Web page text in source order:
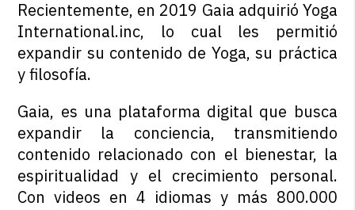
Recientemente, en 2019 Gaia adquirió Yoga
International.inc, lo cual les permitió
expandir su contenido de Yoga, su práctica
y filosofía.
Gaia, es una plataforma digital que busca
expandir la conciencia, transmitiendo
contenido relacionado con el bienestar, la
espiritualidad y el crecimiento personal.
Con videos en 4 idiomas y más 800.000